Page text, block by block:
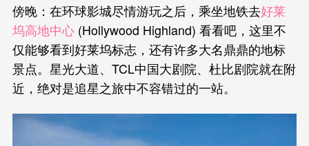
傍晚：在环球影城尽情游玩之后，乘坐地铁去好莱
坞高地中心(Hollywood Highland) 看看吧，这里不
仅能够看到好莱坞标志，还有许多大名鼎鼎的地标
景点。星光大道、TCL中国大剧院、杜比剧院就在附
近，绝对是追星之旅中不容错过的一站。